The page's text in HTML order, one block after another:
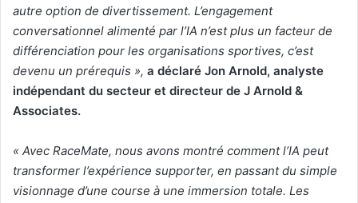
autre option de divertissement. L’engagement
conversationnel alimenté par l’IA n’est plus un facteur de
différenciation pour les organisations sportives, c’est
devenu un prérequis », a déclaré Jon Arnold, analyste
indépendant du secteur et directeur de J Arnold &
Associates.
« Avec RaceMate, nous avons montré comment l’IA peut
transformer l’expérience supporter, en passant du simple
visionnage d’une course à une immersion totale. Les